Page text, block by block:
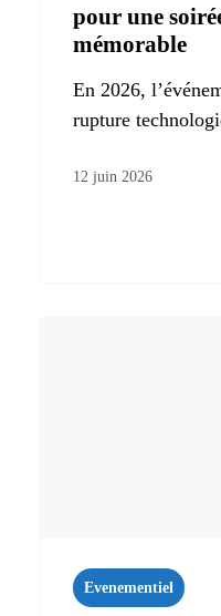
pour une
mémorable
En 2026,
rupture
12 juin 2026
Evenementiel